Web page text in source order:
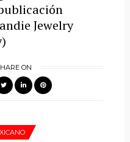
Jewelry
ON